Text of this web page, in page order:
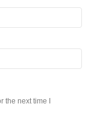
next time I